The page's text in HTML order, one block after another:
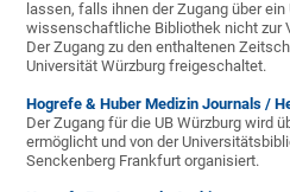
lassen, falls ihnen der Zugang über
wissenschaftliche Bibliothek nicht zur
Der Zugang zu den enthaltenen
Universität Würzburg freigeschaltet.
Hogrefe & Huber Medizin Journals /
Der Zugang für die UB Würzburg wird
ermöglicht und von der
Senckenberg Frankfurt organisiert.